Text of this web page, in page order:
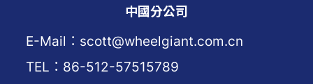
中國分公司
E-Mail：scott@wheelgiant.com.cn
TEL：86-512-57515789